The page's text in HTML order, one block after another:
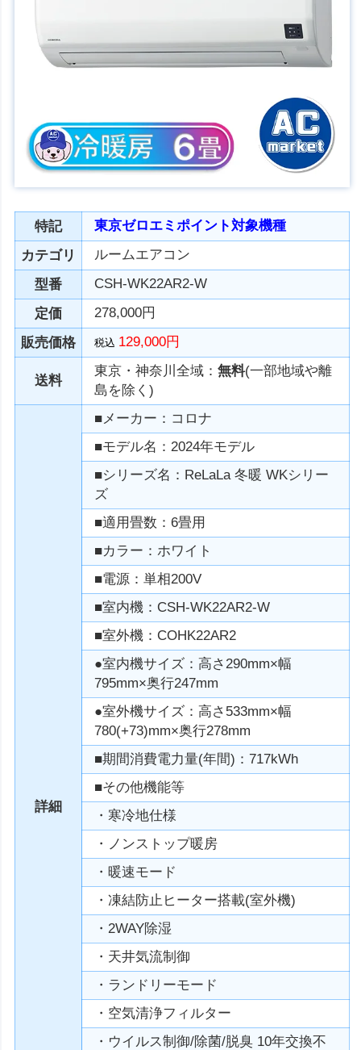
特記
東京ゼロエミポイント対象機種
カテゴリ
ルームエアコン
型番
CSH-WK22AR2-W
定価
278,000円
販売価格
税込 129,000円
送料
東京・神奈川全域：無料(一部地域や離
島を除く)
詳細
■メーカー：コロナ
■モデル名：2024年モデル
■シリーズ名：ReLaLa 冬暖 WKシリー
ズ
■適用畳数：6畳用
■カラー：ホワイト
■電源：単相200V
■室内機：CSH-WK22AR2-W
■室外機：COHK22AR2
●室内機サイズ：高さ290mm×幅
795mm×奥行247mm
●室外機サイズ：高さ533mm×幅
780(+73)mm×奥行278mm
■期間消費電力量(年間)：717kWh
■その他機能等
・寒冷地仕様
・ノンストップ暖房
・暖速モード
・凍結防止ヒーター搭載(室外機)
・2WAY除湿
・天井気流制御
・ランドリーモード
・空気清浄フィルター
・ウイルス制御/除菌/脱臭 10年交換不